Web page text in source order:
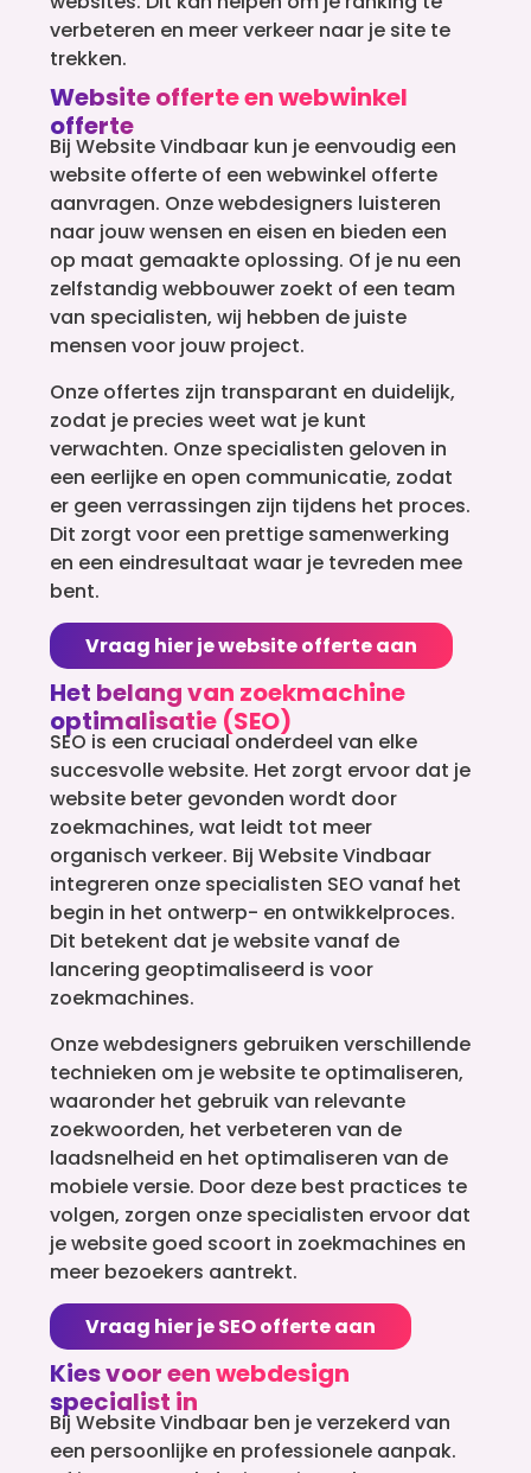
verbeteren en meer verkeer naar je site te
trekken.
Website offerte en webwinkel
offerte
Bij Website Vindbaar kun je eenvoudig een
website offerte of een webwinkel offerte
aanvragen. Onze webdesigners luisteren
naar jouw wensen en eisen en bieden een
op maat gemaakte oplossing. Of je nu een
zelfstandig webbouwer zoekt of een team
van specialisten, wij hebben de juiste
mensen voor jouw project.
Onze offertes zijn transparant en duidelijk,
zodat je precies weet wat je kunt
verwachten. Onze specialisten geloven in
een eerlijke en open communicatie, zodat
er geen verrassingen zijn tijdens het proces.
Dit zorgt voor een prettige samenwerking
en een eindresultaat waar je tevreden mee
bent.
Vraag hier je website offerte aan
Het belang van zoekmachine
optimalisatie (SEO)
SEO is een cruciaal onderdeel van elke
succesvolle website. Het zorgt ervoor dat je
website beter gevonden wordt door
zoekmachines, wat leidt tot meer
organisch verkeer. Bij Website Vindbaar
integreren onze specialisten SEO vanaf het
begin in het ontwerp- en ontwikkelproces.
Dit betekent dat je website vanaf de
lancering geoptimaliseerd is voor
zoekmachines.
Onze webdesigners gebruiken verschillende
technieken om je website te optimaliseren,
waaronder het gebruik van relevante
zoekwoorden, het verbeteren van de
laadsnelheid en het optimaliseren van de
mobiele versie. Door deze best practices te
volgen, zorgen onze specialisten ervoor dat
je website goed scoort in zoekmachines en
meer bezoekers aantrekt.
Vraag hier je SEO offerte aan
Kies voor een webdesign
specialist in
Bij Website Vindbaar ben je verzekerd van
een persoonlijke en professionele aanpak.